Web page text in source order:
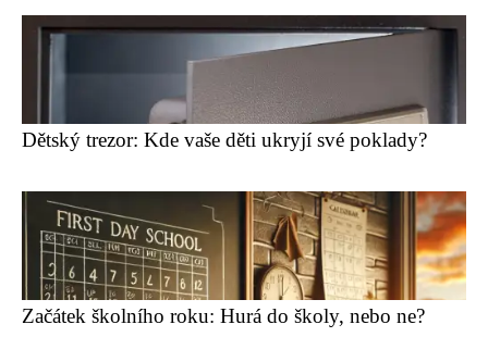
Dětský trezor: Kde vaše děti ukryjí své poklady?
Začátek školního roku: Hurá do školy, nebo ne?